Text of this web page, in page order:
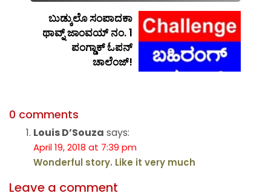
ಬುಡ್ಕುಲೊ ಸಂಪಾದಕಾ
ಥಾವ್ನ್ ಜಾಂವಯ್ ನಂ. 1
ಪಂಗ್ಡಾಕ್ ಓಪನ್
ಚಾಲೆಂಜ್!
0 comments
Louis D’Souza says:
April 19, 2018 at 7:39 pm
Wonderful story. Like it very much
Leave a comment